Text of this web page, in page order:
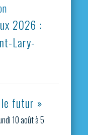
2026 :
Lary-
futur »
10 août à 5